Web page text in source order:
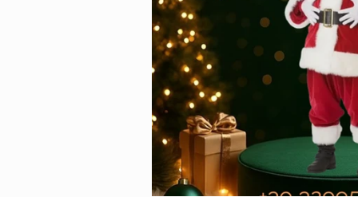
Animazione
Animazione
Animazione